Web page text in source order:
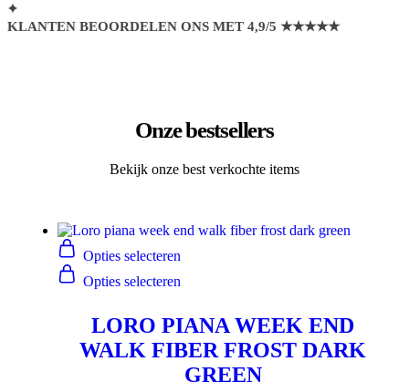
KLANTEN BEOORDELEN ONS MET 4,9/5 ★★★★★
Onze bestsellers
Bekijk onze best verkochte items
Opties selecteren
Opties selecteren
LORO PIANA WEEK END
WALK FIBER FROST DARK
GREEN